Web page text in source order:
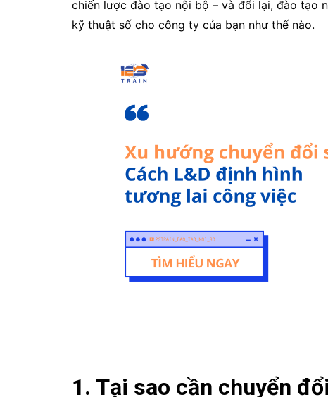
chiến lược đào tạo nội bộ – và đổi lại, đào tạo
kỹ thuật số cho công ty của bạn như thế nào.
1. Tại sao cần chuyển